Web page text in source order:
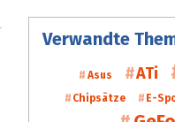
Verwandte
Asus ATi
Chipsätze E-